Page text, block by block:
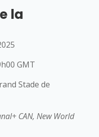
la
GMT
Stade de
CAN, New World